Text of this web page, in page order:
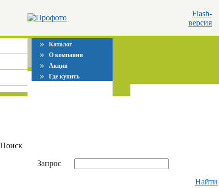
Flash-
версия
» Каталог
» О компании
» Акции
» Где купить
Поиск
Запрос
Найти